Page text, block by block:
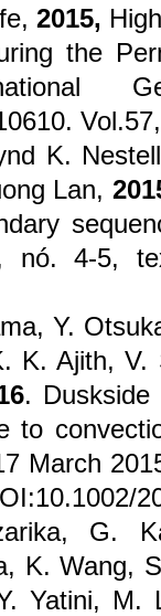
2015,
the
K.
Lan,
nó. 4-5,
Y.
K. Ajith,
. Duskside
to
March
G.
K. Wang,
Yatini,